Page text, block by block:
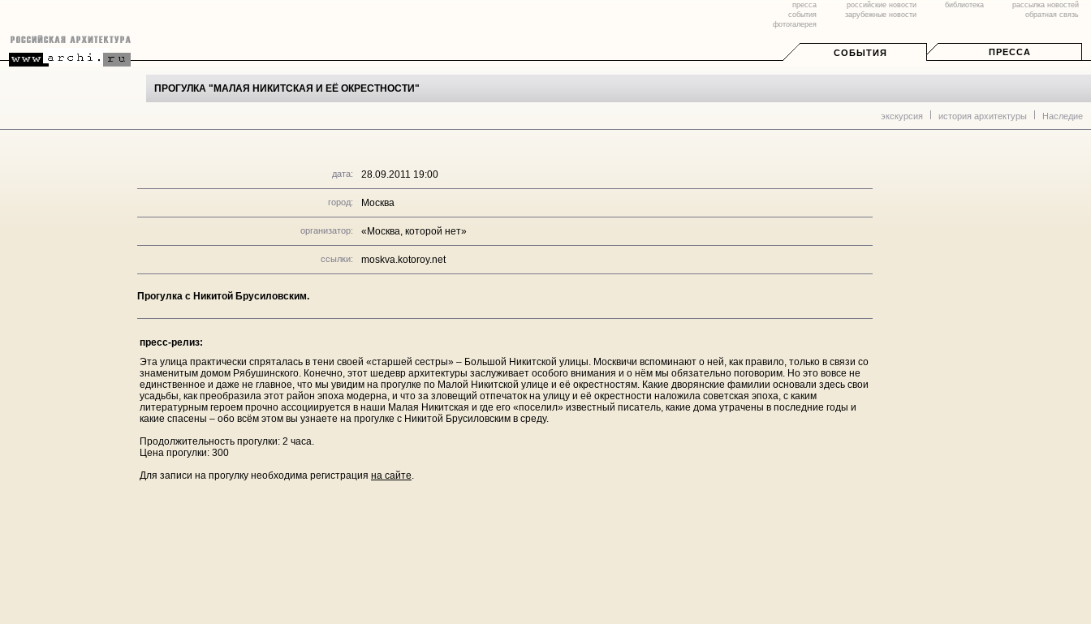
пресса
события
фотогалерея
российские новости
зарубежные новости
библиотека
рассылка новостей
обратная связь
СОБЫТИЯ ПРЕССА
ПРОГУЛКА "МАЛАЯ НИКИТСКАЯ И ЕЁ ОКРЕСТНОСТИ"
экскурсия история архитектуры Наследие
дата: 28.09.2011 19:00
город: Москва
организатор: «Москва, которой нет»
ссылки: moskva.kotoroy.net
Прогулка с Никитой Брусиловским.
пресс-релиз:
Эта улица практически спряталась в тени своей «старшей сестры» – Большой Никитской улицы. Москвичи вспоминают о ней, как правило, только в связи со
знаменитым домом Рябушинского. Конечно, этот шедевр архитектуры заслуживает особого внимания и о нём мы обязательно поговорим. Но это вовсе не
единственное и даже не главное, что мы увидим на прогулке по Малой Никитской улице и её окрестностям. Какие дворянские фамилии основали здесь свои
усадьбы, как преобразила этот район эпоха модерна, и что за зловещий отпечаток на улицу и её окрестности наложила советская эпоха, с каким
литературным героем прочно ассоциируется в наши Малая Никитская и где его «поселил» известный писатель, какие дома утрачены в последние годы и
какие спасены – обо всём этом вы узнаете на прогулке с Никитой Брусиловским в среду.
Продолжительность прогулки: 2 часа.
Цена прогулки: 300
Для записи на прогулку необходима регистрация на сайте.